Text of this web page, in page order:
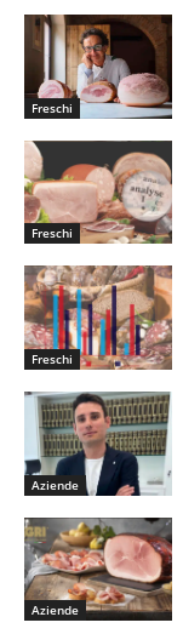
Freschi
Freschi
Freschi
Aziende
Aziende